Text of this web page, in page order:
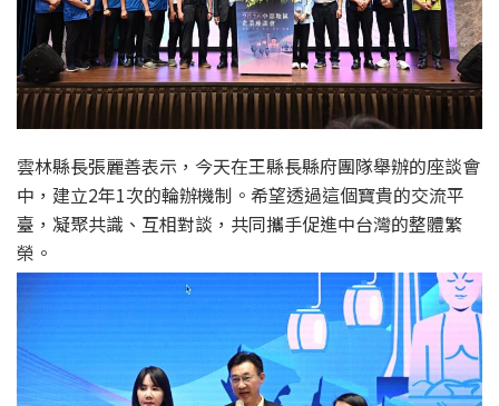
雲林縣長張麗善表示，今天在王縣長縣府團隊舉辦的座談會
中，建立2年1次的輪辦機制。希望透過這個寶貴的交流平
臺，凝聚共識、互相對談，共同攜手促進中台灣的整體繁
榮。